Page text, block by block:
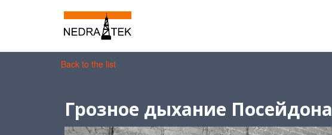
Back to the list
Грозное дыхание Посейдона